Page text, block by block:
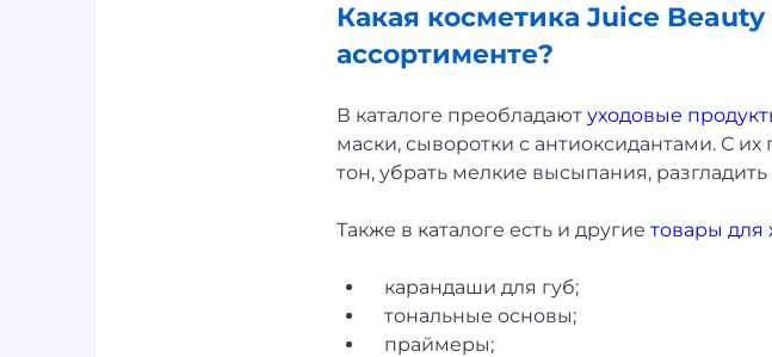
Какая косметика Juice
ассортименте?
В каталоге преобладают уходовые
маски, сыворотки с антиоксидантами. С
тон, убрать мелкие высыпания,
Также в каталоге есть и другие товары
карандаши для губ;
тональные основы;
праймеры;